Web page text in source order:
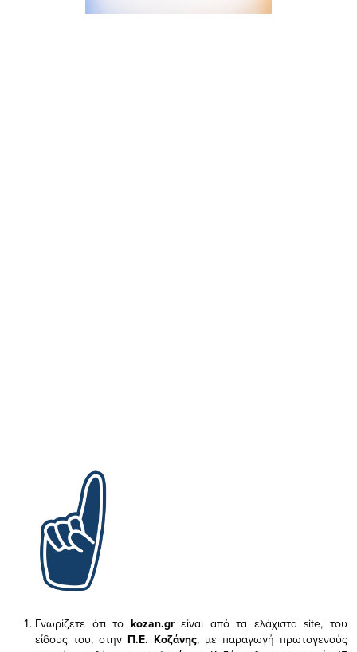
Γνωρίζετε ότι το kozan.gr είναι από τα ελάχισταsite, του
είδους του, στην Π.Ε. Κοζάνης, με παραγωγή πρωτογενούς